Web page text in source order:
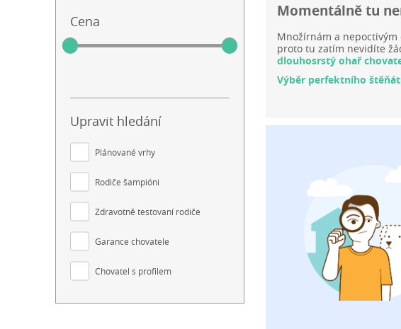
Cena
Upravit hledání
Plánované vrhy
Rodiče šampióni
Zdravotně testovaní rodiče
Garance chovatele
Chovatel s profilem
Momentálně tu
Množírnám a
proto tu zatím nevidíte
dlouhosrstý ohař
Výběr perfektního